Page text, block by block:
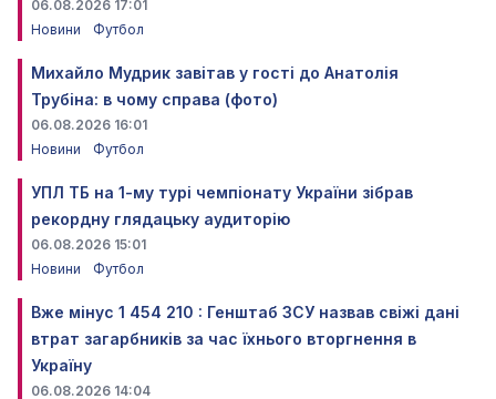
06.08.2026 17:01
Новини
Футбол
Михайло Мудрик завітав у гості до Анатолія
Трубіна: в чому справа (фото)
06.08.2026 16:01
Новини
Футбол
УПЛ ТБ на 1-му турі чемпіонату України зібрав
рекордну глядацьку аудиторію
06.08.2026 15:01
Новини
Футбол
Вже мінус 1 454 210 : Генштаб ЗСУ назвав свіжі дані
втрат загарбників за час їхнього вторгнення в
Україну
06.08.2026 14:04